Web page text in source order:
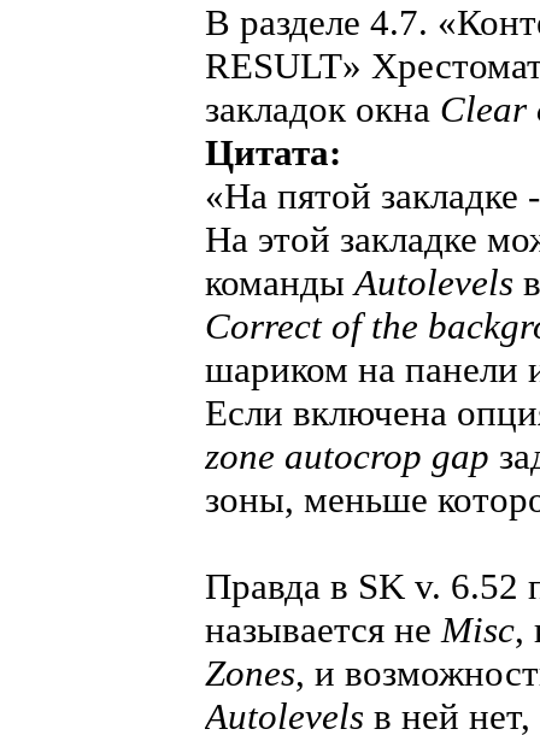
В разделе 4.7.
RESULT»
закладок окна Clear
Цитата:
«На пятой закладке
На этой закладке
командыAutolevels
Correct of the
шариком на панели
Если включена
zone autocrop gap
зоны, меньше
Правда в SK v. 6.52
называется неMisc,
Zones, и
Autolevels в ней